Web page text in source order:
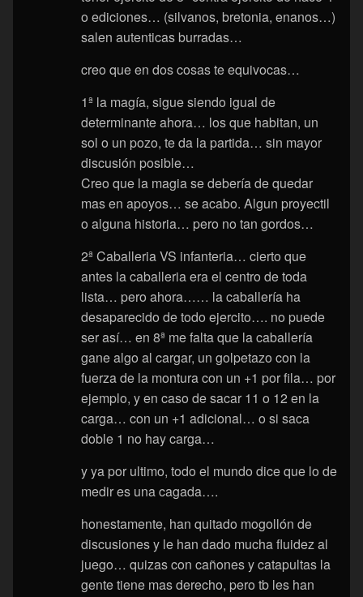
o ediciones… (silvanos, bretonia, enanos…)
salen autenticas burradas…
creo que en dos cosas te equivocas…
1ª la magía, sigue siendo igual de
determinante ahora… los que habitan, un
sol o un pozo, te da la partida… sin mayor
discusión posible…
Creo que la magia se debería de quedar
mas en apoyos… se acabo. Algun proyectil
o alguna historia… pero no tan gordos…
2ª Caballeria VS infanteria… cierto que
antes la caballeria era el centro de toda
lista… pero ahora…… la caballería ha
desaparecido de todo ejercito…. no puede
ser así… en 8ª me falta que la caballería
gane algo al cargar, un golpetazo con la
fuerza de la montura con un +1 por fila… por
ejemplo, y en caso de sacar 11 o 12 en la
carga… con un +1 adicional… o si saca
doble 1 no hay carga…
y ya por ultimo, todo el mundo dice que lo de
medir es una cagada….
honestamente, han quitado mogollón de
discusiones y le han dado mucha fluidez al
juego… quizas con cañones y catapultas la
gente tiene mas derecho, pero tb les han